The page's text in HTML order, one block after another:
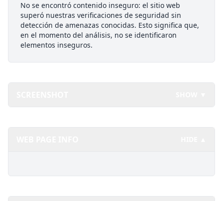
No se encontró contenido inseguro: el sitio web
superó nuestras verificaciones de seguridad sin
detección de amenazas conocidas. Esto significa que,
en el momento del análisis, no se identificaron
elementos inseguros.